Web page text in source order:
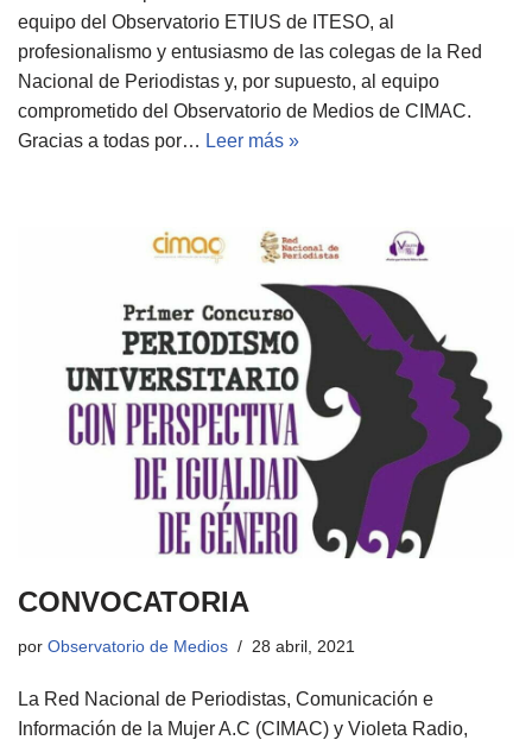
equipo del Observatorio ETIUS de ITESO, al
profesionalismo y entusiasmo de las colegas de la Red
Nacional de Periodistas y, por supuesto, al equipo
comprometido del Observatorio de Medios de CIMAC.
Gracias a todas por… Leer más »
CONVOCATORIA
por Observatorio de Medios 28 abril, 2021
La Red Nacional de Periodistas, Comunicación e
Información de la Mujer A.C (CIMAC) y Violeta Radio,